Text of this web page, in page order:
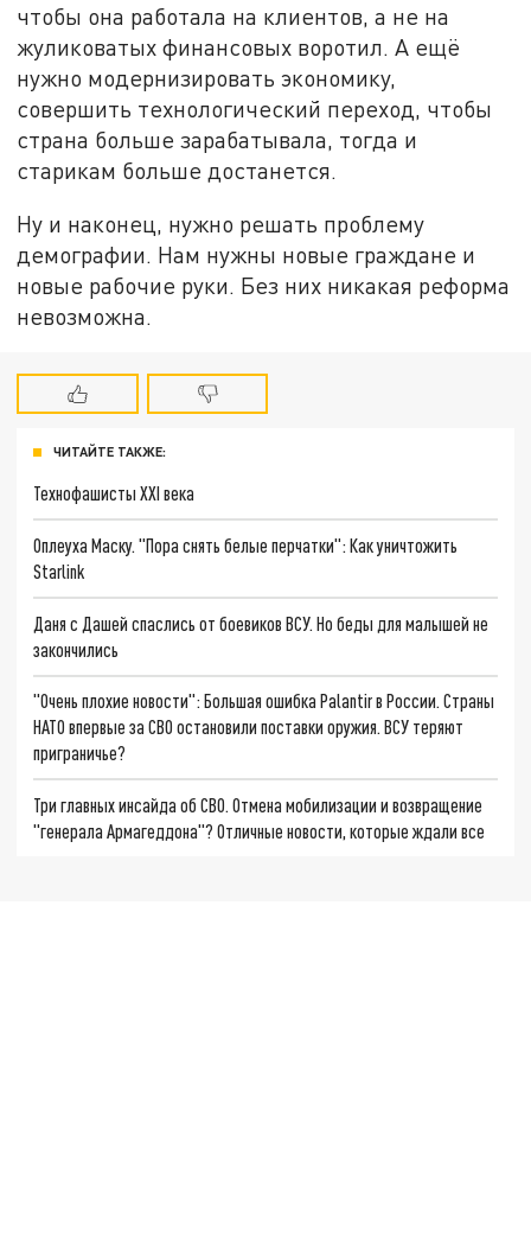
чтобы она работала на клиентов, а не на
жуликоватых финансовых воротил. А ещё
нужно модернизировать экономику,
совершить технологический переход, чтобы
страна больше зарабатывала, тогда и
старикам больше достанется.
Ну и наконец, нужно решать проблему
демографии. Нам нужны новые граждане и
новые рабочие руки. Без них никакая реформа
невозможна.
ЧИТАЙТЕ ТАКЖЕ:
Технофашисты XXI века
Оплеуха Маску. "Пора снять белые перчатки": Как уничтожить
Starlink
Даня с Дашей спаслись от боевиков ВСУ. Но беды для малышей не
закончились
"Очень плохие новости": Большая ошибка Palantir в России. Страны
НАТО впервые за СВО остановили поставки оружия. ВСУ теряют
приграничье?
Три главных инсайда об СВО. Отмена мобилизации и возвращение
"генерала Армагеддона"? Отличные новости, которые ждали все